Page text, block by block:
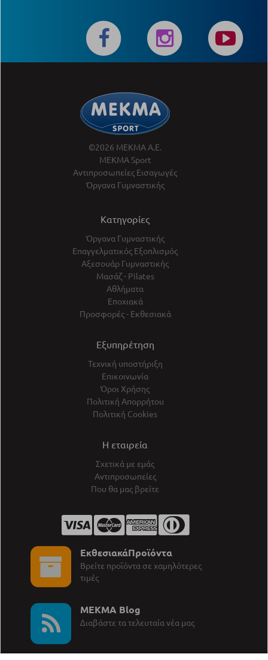
©2026 ΜΕΚΜΑ Α.Ε.
ΜΕΚΜΑ Sport
Αντιπροσωπείες Εισαγωγές
Όργανα Γυμναστικής
Κατηγορίες
Όργανα Γυμναστικής
Επαγγελματικός Εξοπλισμός
Αξεσουάρ Γυμναστικής
Μασάζ - Pilates
Αθλήματα
Εποχιακά
Προσφορές - Εκθεσιακά
Εξυπηρέτηση
Τεχνική υποστήριξη
Επικοινωνία
Όροι Χρήσης
Πολιτική Απορρήτου
Πολιτική Cookies
Η εταιρεία
Σχετικά με εμάς
Αντιπροσωπείες
Που θα μας βρείτε
ΕκθεσιακάΠροϊόντα
Βρείτε προϊόντα σε χαμηλότερες
τιμές
MEKMA Blog
∆ιαβάστε τα τελευταία νέα μας